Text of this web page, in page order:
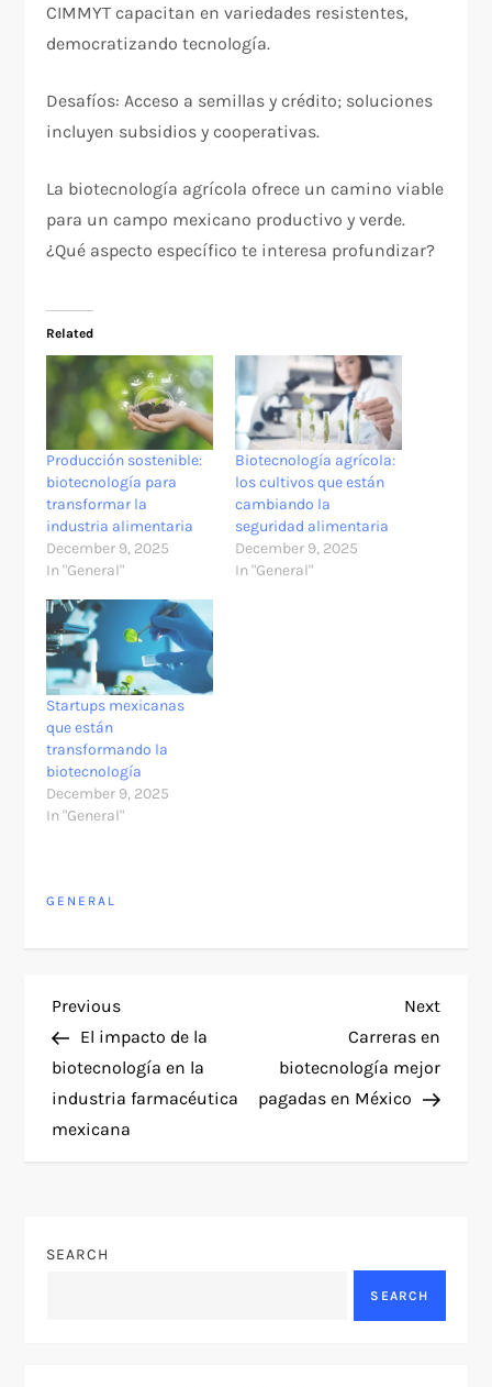
CIMMYT capacitan en variedades resistentes,
democratizando tecnología.
Desafíos: Acceso a semillas y crédito; soluciones
incluyen subsidios y cooperativas.​
La biotecnología agrícola ofrece un camino viable
para un campo mexicano productivo y verde.
¿Qué aspecto específico te interesa profundizar?
Related
Producción sostenible:
biotecnología para
transformar la
industria alimentaria
December 9, 2025
In "General"
Biotecnología agrícola:
los cultivos que están
cambiando la
seguridad alimentaria
December 9, 2025
In "General"
Startups mexicanas
que están
transformando la
biotecnología
December 9, 2025
In "General"
GENERAL
P
o
s
a
Previous
Post
Previous
El impacto de la
biotecnología en la
industria farmacéutica
mexicana
Next
Post
Next
Carreras en
biotecnología mejor
pagadas en México
SEARCH
SEARCH